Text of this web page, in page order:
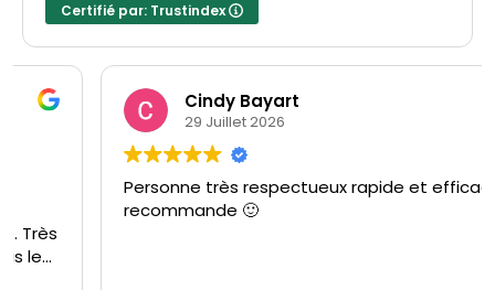
Certifié par: Trustindex
Cindy Bayart
29 Juillet 2026
Personne très respectueux rapide et efficace je
recommande 🙂